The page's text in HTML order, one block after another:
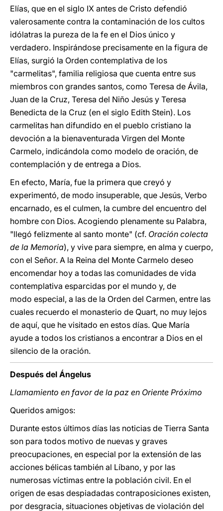
Elías, que en el siglo IX antes de Cristo defendió
valerosamente contra la contaminación de los cultos
idólatras la pureza de la fe en el Dios único y
verdadero. Inspirándose precisamente en la figura de
Elías, surgió la Orden contemplativa de los
"carmelitas", familia religiosa que cuenta entre sus
miembros con grandes santos, como Teresa de Ávila,
Juan de la Cruz, Teresa del Niño Jesús y Teresa
Benedicta de la Cruz (en el siglo Edith Stein). Los
carmelitas han difundido en el pueblo cristiano la
devoción a la bienaventurada Virgen del Monte
Carmelo, indicándola como modelo de oración, de
contemplación y de entrega a Dios.
En efecto, María, fue la primera que creyó y
experimentó, de modo insuperable, que Jesús, Verbo
encarnado, es el culmen, la cumbre del encuentro del
hombre con Dios. Acogiendo plenamente su Palabra,
"llegó felizmente al santo monte" (cf. Oración colecta
de la Memoria), y vive para siempre, en alma y cuerpo,
con el Señor. A la Reina del Monte Carmelo deseo
encomendar hoy a todas las comunidades de vida
contemplativa esparcidas por el mundo y, de
modo especial, a las de la Orden del Carmen, entre las
cuales recuerdo el monasterio de Quart, no muy lejos
de aquí, que he visitado en estos días. Que María
ayude a todos los cristianos a encontrar a Dios en el
silencio de la oración.
Después del Ángelus
Llamamiento en favor de la paz en Oriente Próximo
Queridos amigos:
Durante estos últimos días las noticias de Tierra Santa
son para todos motivo de nuevas y graves
preocupaciones, en especial por la extensión de las
acciones bélicas también al Líbano, y por las
numerosas víctimas entre la población civil. En el
origen de esas despiadadas contraposiciones existen,
por desgracia, situaciones objetivas de violación del